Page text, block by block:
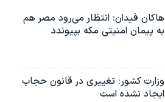
هاکان فیدان: انتظار می‌رود مصر هم
به پیمان امنیتی مکه بپیوندد
وزارت کشور: تغییری در قانون حجاب
ایجاد نشده است